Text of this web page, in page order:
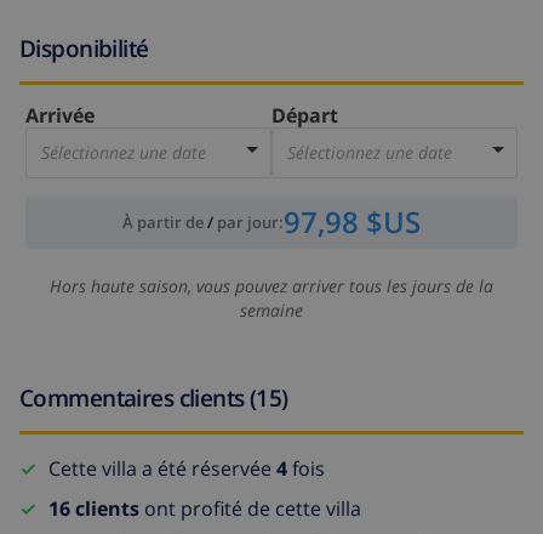
Disponibilité
Arrivée
Sélectionnez une date
Départ
Sélectionnez une date
À partir de/ par jour:97,98 $US
Hors haute saison, vous pouvez arriver tous les jours de la
semaine
Commentaires clients (15)
Cette villa a été réservée 4fois
16 clients ont profité de cette villa